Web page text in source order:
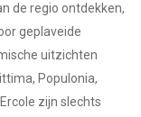
de regio ontdekken,
geplaveide
uitzichten
Populonia,
zijn slechts